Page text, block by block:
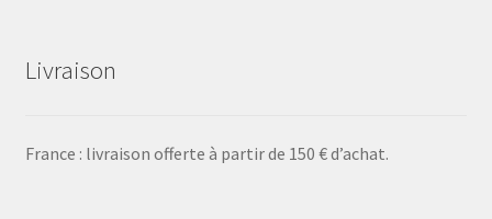
Livraison
France : livraison offerte à partir de 150 € d’achat.